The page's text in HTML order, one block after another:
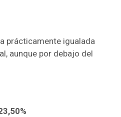
prácticamente igualada
aunque por debajo del